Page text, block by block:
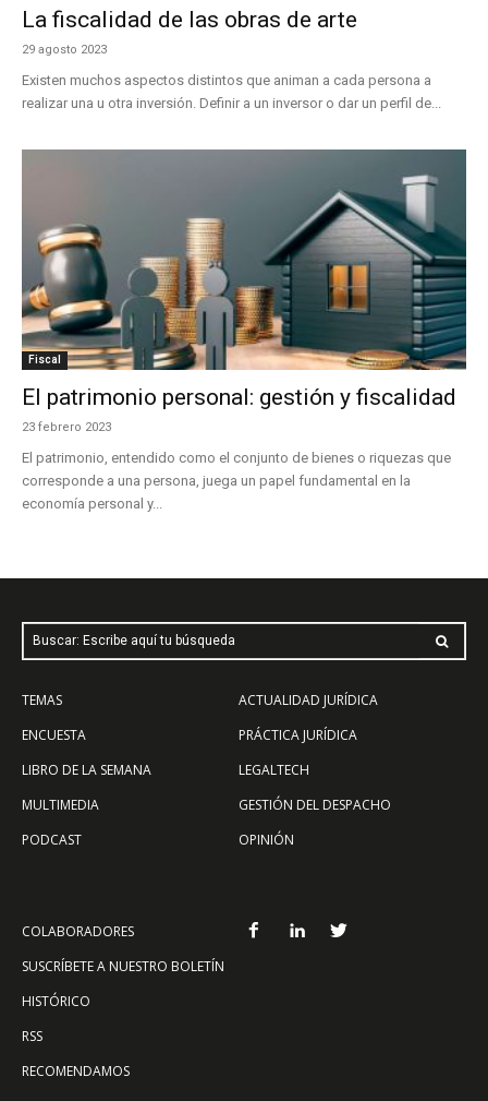
La fiscalidad de las obras de arte
29 agosto 2023
Existen muchos aspectos distintos que animan a cada persona a
realizar una u otra inversión. Definir a un inversor o dar un perfil de...
Fiscal
El patrimonio personal: gestión y fiscalidad
23 febrero 2023
El patrimonio, entendido como el conjunto de bienes o riquezas que
corresponde a una persona, juega un papel fundamental en la
economía personal y...
Buscar: Escribe aquí tu búsqueda
TEMAS
ENCUESTA
LIBRO DE LA SEMANA
MULTIMEDIA
PODCAST
ACTUALIDAD JURÍDICA
PRÁCTICA JURÍDICA
LEGALTECH
GESTIÓN DEL DESPACHO
OPINIÓN
COLABORADORES
SUSCRÍBETE A NUESTRO BOLETÍN
HISTÓRICO
RSS
RECOMENDAMOS